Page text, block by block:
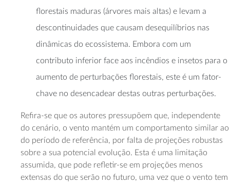
florestais maduras (árvores mais altas) e levam a
descontinuidades que causam desequilíbrios nas
dinâmicas do ecossistema. Embora com um
contributo inferior face aos incêndios e insetos para o
aumento de perturbações florestais, este é um fator-
chave no desencadear destas outras perturbações.
Refira-se que os autores pressupõem que, independente
do cenário, o vento mantém um comportamento similar ao
do período de referência, por falta de projeções robustas
sobre a sua potencial evolução. Esta é uma limitação
assumida, que pode refletir-se em projeções menos
extensas do que serão no futuro, uma vez que o vento tem